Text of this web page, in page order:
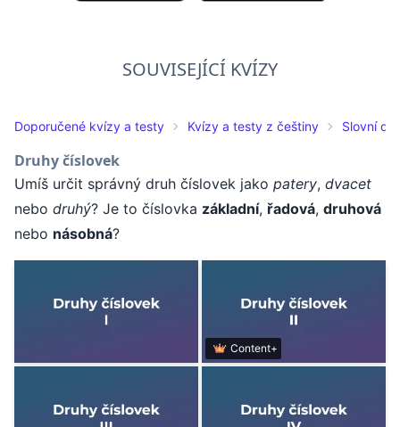
SOUVISEJÍCÍ KVÍZY
Doporučené kvízy a testy Kvízy a testy z češtiny Slovní
Druhy číslovek
Umíš určit správný druh číslovek jako patery, dvacet
nebo druhý? Je to číslovka základní, řadová, druhová
nebo násobná?
Content+